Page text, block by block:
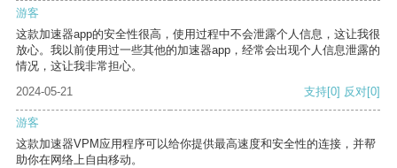
游客
这款加速器app的安全性很高，使用过程中不会泄露个人信息，这让我很
放心。我以前使用过一些其他的加速器app，经常会出现个人信息泄露的
情况，这让我非常担心。
2024-05-21
支持[0] 反对[0]
游客
这款加速器VPM应用程序可以给你提供最高速度和安全性的连接，并帮
助你在网络上自由移动。